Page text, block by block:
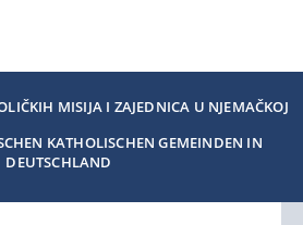
MISIJA I ZAJEDNICA U NJEMAČKOJ
KATHOLISCHEN GEMEINDEN IN
DEUTSCHLAND